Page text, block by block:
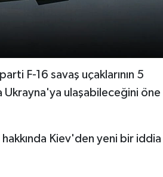
F-16 savaş uçaklarının 5
Ukrayna'ya ulaşabileceğini öne
Kiev'den yeni bir iddia